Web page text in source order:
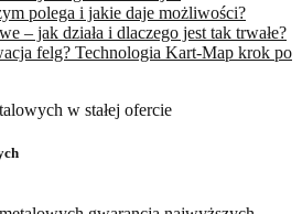
polega i jakie daje możliwości?
– jak działa i dlaczego jest tak trwałe?
felg? Technologia Kart-Map krok po